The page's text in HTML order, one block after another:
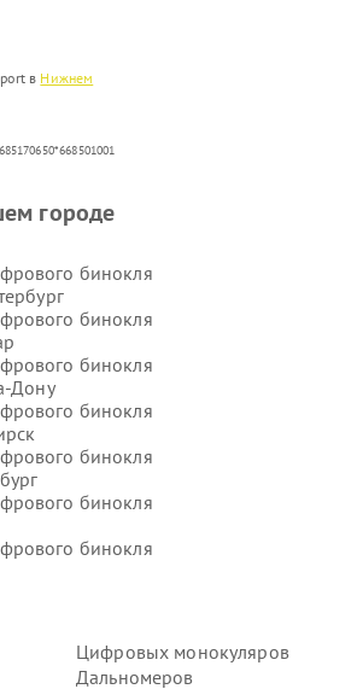
в Нижнем
Цифровых монокуляров
Дальномеров
городе
бинокля
бинокля
бинокля
Дону
бинокля
бинокля
бинокля
бинокля
бинокля
бинокля